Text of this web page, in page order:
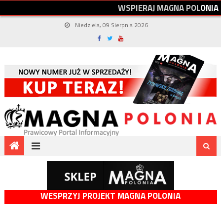
WSPIERAJMAGNAPOLONIA
Niedziela, 09 Sierpnia 2026
WESPRZYJ PROJEKT MAGNA POLONIA